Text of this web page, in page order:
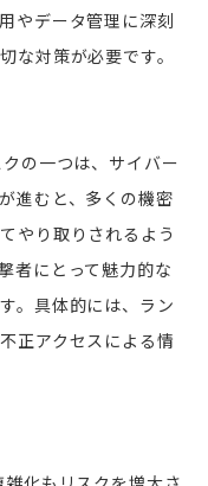
やデータ管理に深刻
な対策が必要です。
の一つは、サイバー
進むと、多くの機密
やり取りされるよう
者にとって魅力的な
。具体的には、ラン
正アクセスによる情